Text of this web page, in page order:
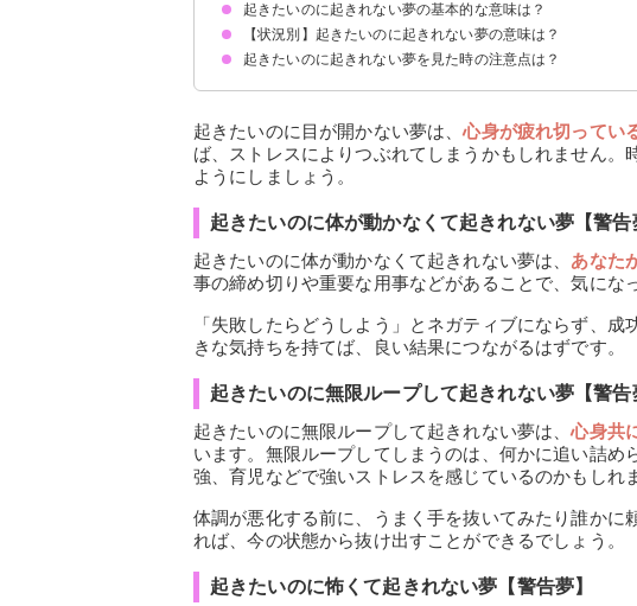
起きたいのに起きれない夢の基本的な意味は？
ストレスや不安が溜まっている暗示
状況によって意味が決まる
【状況別】起きたいのに起きれない夢の意味は？
起きたいのに眠くて起きれない夢【警告夢・吉夢】
起きたいのに目が開かない夢【警告夢】
起きたいのに体が動かなくて起きれない夢【警告夢】
起きたいのに無限ループして起きれない夢【警告夢】
起きたいのに怖くて起きれない夢【警告夢】
起きたいのに金縛りで起きれない夢【凶夢】
ほかの人が起きたくても起きれない夢【凶夢】
子どもが起きたくても起きれない夢【吉夢】
起こされても起きれない夢【吉夢】
起きれなくて失敗する夢【警告夢】
寝坊して起きれない夢【警告夢】
起きれないパートナーを放置する夢【警告夢・吉夢】
仕事中や勉強中に起きたいのに起きれない夢【警告夢】
夢を見ていて起きれない夢【吉夢・警告夢】
寝たふりをして起きれない夢【警告夢】
起きたいのに起きれない夢を見た時の注意点は？
起きたいのに目が開かない夢は、心身が疲れ切ってい
ば、ストレスによりつぶれてしまうかもしれません。
ようにしましょう。
起きたいのに体が動かなくて起きれない夢【警告
起きたいのに体が動かなくて起きれない夢は、 あなた
事の締め切りや重要な用事などがあることで、気にな
「失敗したらどうしよう」とネガティブにならず、
きな気持ちを持てば、良い結果につながるはずです。
起きたいのに無限ループして起きれない夢【警告
起きたいのに無限ループして起きれない夢は、心身共
います。無限ループしてしまうのは、何かに追い詰め
強、育児などで強いストレスを感じているのかもしれ
体調が悪化する前に、うまく手を抜いてみたり誰かに
れば、今の状態から抜け出すことができるでしょう。
起きたいのに怖くて起きれない夢【警告夢】